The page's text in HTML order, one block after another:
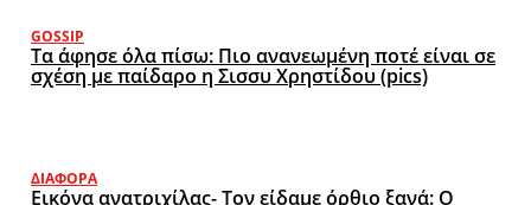
GOSSIP
Τα άφησε όλα πίσω: Πιο ανανεωμένη ποτέ είναι σε
σχέση με παίδαρο η Σισσυ Χρηστίδου (pics)
ΔΙΆΦΟΡΑ
Εικόνα ανατριχίλας- Τον είδαμε όρθιο ξανά: Ο